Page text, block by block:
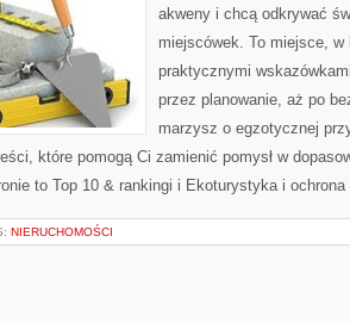
akweny i chcą odkrywać
miejscówek. To miejsce,
praktycznymi
przez planowanie, aż po
marzysz o egzotycznej
które pomogą Ci zamienić pomysł w
to Top 10 & rankingi i Ekoturystyka i
NIERUCHOMOŚCI